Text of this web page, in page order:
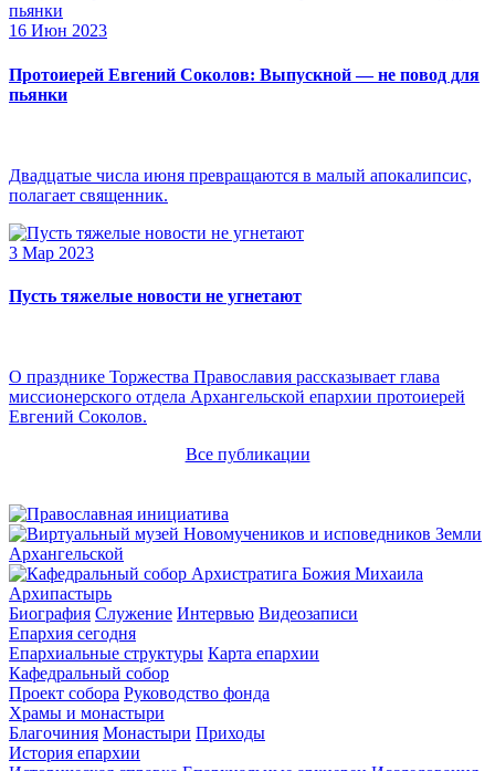
16 Июн 2023
Протоиерей Евгений Соколов: Выпускной — не повод для
пьянки
Двадцатые числа июня превращаются в малый апокалипсис,
полагает священник.
3 Мар 2023
Пусть тяжелые новости не угнетают
О празднике Торжества Православия рассказывает глава
миссионерского отдела Архангельской епархии протоиерей
Евгений Соколов.
Все публикации
Архипастырь
Биография Служение Интервью Видеозаписи
Епархия сегодня
Епархиальные структуры Карта епархии
Кафедральный собор
Проект собора Руководство фонда
Храмы и монастыри
Благочиния Монастыри Приходы
История епархии